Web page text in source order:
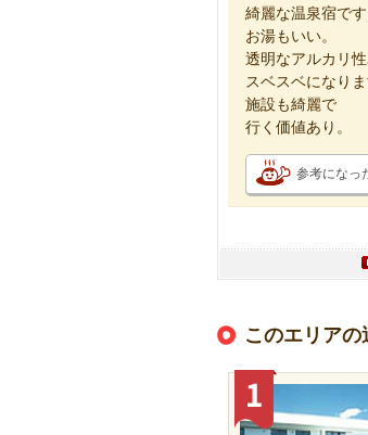
綺麗な温泉宿です
お湯もいい。
透明なアルカリ
スベスベになりま
施設も綺麗で
行く価値あり。
参考になっ
このエリア